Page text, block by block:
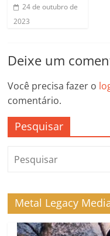
24 de outubro de
2023
Deixe um
Você precisa fazer o
comentário.
Pesquisar
Metal Legacy